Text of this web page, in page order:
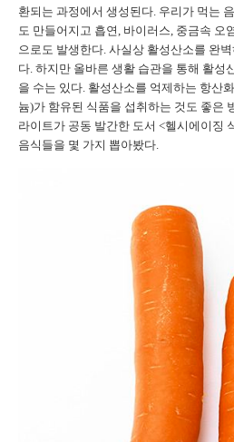
환되는 과정에서 생성된다. 우리가 먹는
도 만들어지고 흡연, 바이러스, 중금속 오
으로도 발생한다. 사실상 활성산소를 완
다. 하지만 올바른 생활 습관을 통해 활성
을 수는 있다. 활성산소를 억제하는 항산
늄)가 함유된 식품을 섭취하는 것도 좋은
라이트가 공동 발간한 도서 <헬시에이징
음식들을 몇 가지 뽑아봤다.